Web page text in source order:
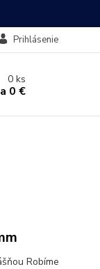
Prihlásenie
0ks
0 €
Robíme